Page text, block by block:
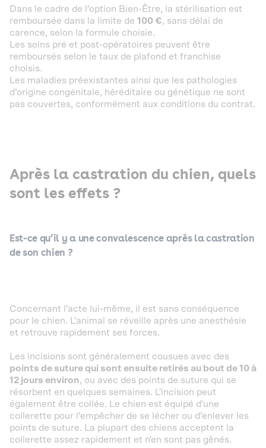
Dans le cadre de l’option Bien-Être, la stérilisation est
remboursée dans la limite de 100 €, sans délai de
carence, selon la formule choisie.
Les soins pré et post-opératoires peuvent être
remboursés selon le taux de plafond et franchise
choisis.
Les maladies préexistantes ainsi que les pathologies
d’origine congénitale, héréditaire ou génétique ne sont
pas couvertes, conformément aux conditions du contrat.
Après la castration du chien, quels
sont les effets ?
Est-ce qu’il y a une convalescence après la castration
de son chien ?
Concernant l’acte lui-même, il est sans conséquence
pour le chien. L’animal se réveille après une anesthésie
et retrouve rapidement ses forces.
Les incisions sont généralement cousues avec des
points de suture qui sont ensuite retirés au bout de 10 à
12 jours environ, ou avec des points de suture qui se
résorbent en quelques semaines. L'incision peut
également être collée. Le chien est équipé d'une
collerette pour l’empêcher de se lécher ou d’enlever les
points de suture. La plupart des chiens acceptent la
collerette assez rapidement et n'en sont pas gênés.